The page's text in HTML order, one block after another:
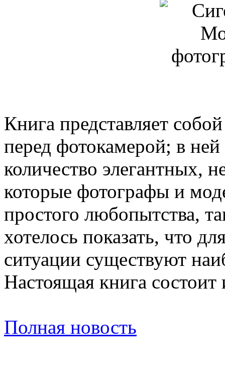
Книга представляет
перед фотокамерой; в
количество элегантных,
которые фотографы и
простого любопытства,
хотелось показать, что
ситуации существуют
Настоящая книга состоит
Полная новость